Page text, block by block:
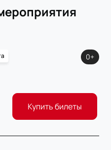
0+
Купить билеты